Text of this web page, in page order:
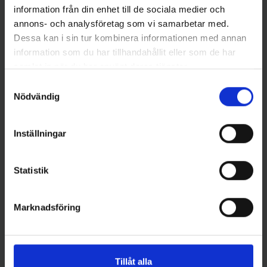
information från din enhet till de sociala medier och
annons- och analysföretag som vi samarbetar med.
Dessa kan i sin tur kombinera informationen med annan
information som du har tillhandahållit eller som de har
samlat in när du har använt deras tjänster.
Nödvändig
Inställningar
Statistik
Marknadsföring
Tillåt alla
189 kr
Darts
16 andra produkter i samma kategori: